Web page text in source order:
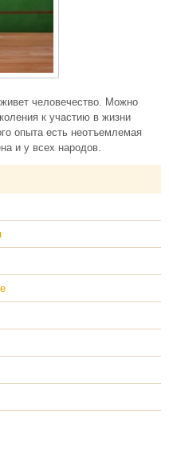
человечество. Можно
к участию в жизни
опыта есть неотъемлемая
и у всех народов.